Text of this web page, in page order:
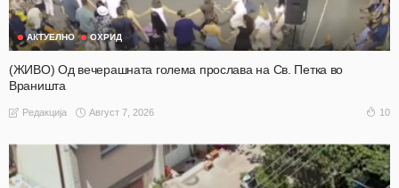
АКТУЕЛНО ОХРИД
(ЖИВО) Од вечерашната голема прослава на Св. Петка во
Враништа
Редакција Август 7, 2026 10